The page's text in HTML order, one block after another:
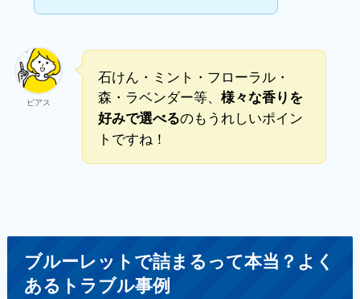
ビアス
石けん・ミント・フローラル・
森・ラベンダー等、 様々な香りを
好みで選べるのもうれしいポイン
トですね！
ブルーレットで詰まるって本当？よく
あるトラブル事例